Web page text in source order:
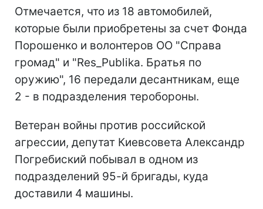
Отмечается, что из 18 автомобилей,
которые были приобретены за счет Фонда
Порошенко и волонтеров ОО "Справа
громад" и "Res_Publika. Братья по
оружию", 16 передали десантникам, еще
2 - в подразделения теробороны.
Ветеран войны против российской
агрессии, депутат Киевсовета Александр
Погребиский побывал в одном из
подразделений 95-й бригады, куда
доставили 4 машины.